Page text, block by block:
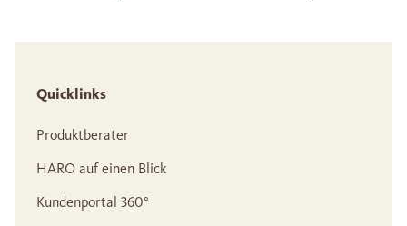
Quicklinks
Produktberater
HARO auf einen Blick
Kundenportal 360°